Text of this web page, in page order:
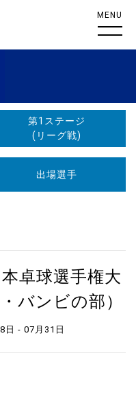
MENU
第1ステージ
(リーグ戦)
出場選手
卓球選手権大
バンビの部）
日 - 07月31日